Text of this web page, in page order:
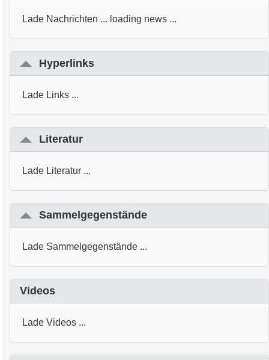
Lade Nachrichten ... loading news ...
Hyperlinks
Lade Links ...
Literatur
Lade Literatur ...
Sammelgegenstände
Lade Sammelgegenstände ...
Videos
Lade Videos ...